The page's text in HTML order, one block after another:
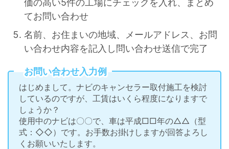
価の高い5件の工場にチェックを入れ、まとめ
てお問い合わせ
名前、お住まいの地域、メールアドレス、お問
い合わせ内容を記入し問い合わせ送信で完了
お問い合わせ入力例
はじめまして。ナビのキャンセラー取付施工を検討
しているのですが、工賃はいくら程度になりますで
しょうか？
使用中のナビは〇〇で、車は平成□□年の△△（型
式：◇◇）です。お手数お掛けしますが回答よろし
くお願いいたします。